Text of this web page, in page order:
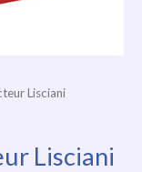
Lisciani
Lisciani